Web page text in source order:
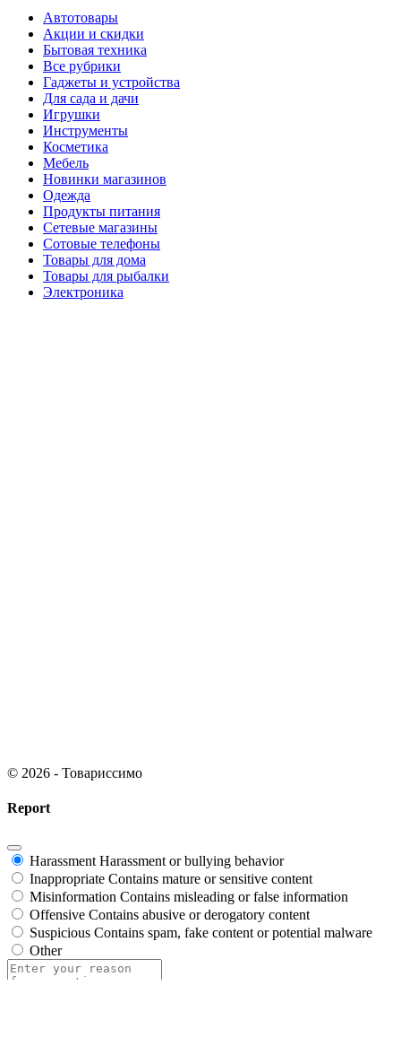
Автотовары
Акции и скидки
Бытовая техника
Все рубрики
Гаджеты и устройства
Для сада и дачи
Игрушки
Инструменты
Косметика
Мебель
Новинки магазинов
Одежда
Продукты питания
Сетевые магазины
Сотовые телефоны
Товары для дома
Товары для рыбалки
Электроника
© 2026 - Товариссимо
Report
Harassment Harassment or bullying behavior
Inappropriate Contains mature or sensitive content
Misinformation Contains misleading or false information
Offensive Contains abusive or derogatory content
Suspicious Contains spam, fake content or potential malware
Other